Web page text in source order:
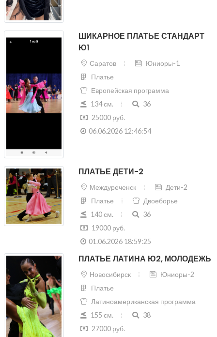
ШИКАРНОЕ ПЛАТЬЕ СТАНДАРТ
Ю1
Саратов
Юниоры-1
Платье
Европейская программа
134 см.
36
25000 руб.
06.06.2026 12:46:54
ПЛАТЬЕ ДЕТИ-2
Междуреченск
Дети-2
Платье
Двоеборье
140 см.
36
19000 руб.
01.06.2026 18:59:25
ПЛАТЬЕ ЛАТИНА Ю2, МОЛОДЕЖЬ
Новосибирск
Юниоры-2
Платье
Латиноамериканская программа
155 см.
38
27000 руб.